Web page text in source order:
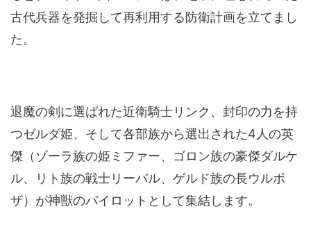
古代兵器を発掘して再利用する防衛計画を立てまし
た。
退魔の剣に選ばれた近衛騎士リンク、封印の力を持
つゼルダ姫、そして各部族から選出された4人の英
傑（ゾーラ族の姫ミファー、ゴロン族の豪傑ダルケ
ル、リト族の戦士リーバル、ゲルド族の長ウルボ
ザ）が神獣のパイロットとして集結します。